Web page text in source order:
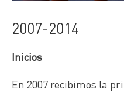
2007-2014
Inicios
En 2007 recibimos la